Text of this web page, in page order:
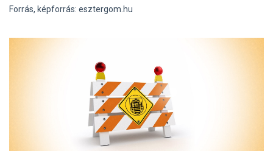
Forrás, képforrás: esztergom.hu